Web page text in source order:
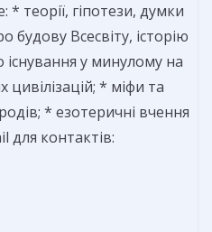
* теорії, гіпотези, думки
будову Всесвіту, історію
у минулому на
* міфи та
* езотеричні вчення
для контактів: